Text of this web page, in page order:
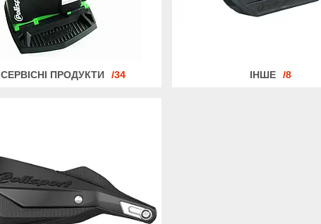
СЕРВІСНІ ПРОДУКТИ 34 ІНШЕ 8